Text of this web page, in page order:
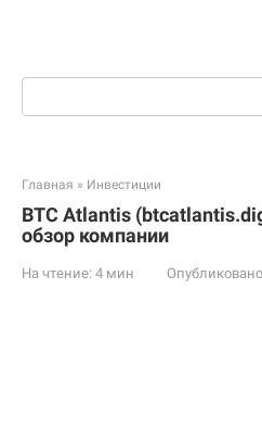
Поиск:
Главная » Инвестиции
BTC Atlantis
обзор компании
На чтение: 4 мин